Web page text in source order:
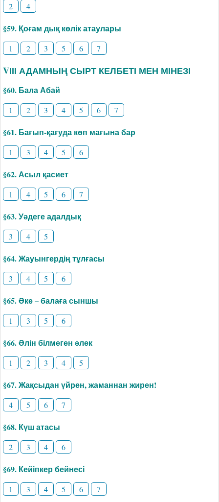
2 4
§59. Қоғам дық көлік атаулары
1 2 3 5 6 7
VІІІ АДАМНЫҢ СЫРТ КЕЛБЕТІ МЕН МІНЕЗІ
§60. Бала Абай
1 2 3 4 5 6 7
§61. Бағып-қағуда көп мағына бар
1 3 4 5 6
§62. Асыл қасиет
1 4 5 6 7
§63. Уәдеге адалдық
3 4 5
§64. Жауынгердің тұлғасы
3 4 5 6
§65. Әке – балаға сыншы
1 3 5 6
§66. Әлін білмеген әлек
1 2 3 4 5
§67. Жақсыдан үйрен, жаманнан жирен!
4 5 6 7
§68. Күш атасы
2 3 4 6
§69. Кейіпкер бейнесі
1 3 4 5 6 7